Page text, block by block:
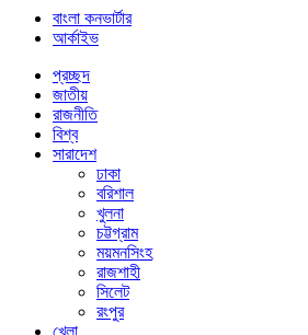
বাংলা কনভার্টার
আর্কাইভ
প্রচ্ছদ
জাতীয়
রাজনীতি
বিশ্ব
সারাদেশ
ঢাকা
বরিশাল
খুলনা
চট্টগ্রাম
ময়মনসিংহ
রাজশাহী
সিলেট
রংপুর
খেলা